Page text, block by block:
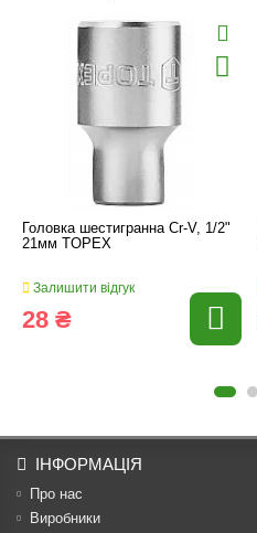
Головка шестигранна Cr-V, 1/2"
21мм TOPEX
Залишити відгук
28 ₴
ІНФОРМАЦІЯ
Про нас
Виробники